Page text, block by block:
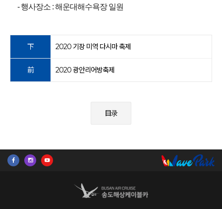
- 행사장소 : 해운대해수욕장 일원
下 2020 기장 미역 다시마 축제
前 2020 광안리어방축제
目录